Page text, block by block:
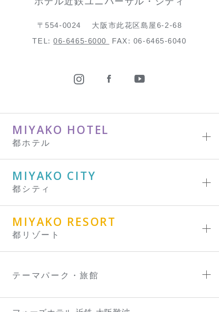
〒554-0024
大阪市此花区島屋6-2-68
TEL:06-6465-6000 FAX: 06-6465-6040
MIYAKO HOTEL
都ホテル
MIYAKO CITY
都シティ
MIYAKO RESORT
都リゾート
テーマパーク・旅館